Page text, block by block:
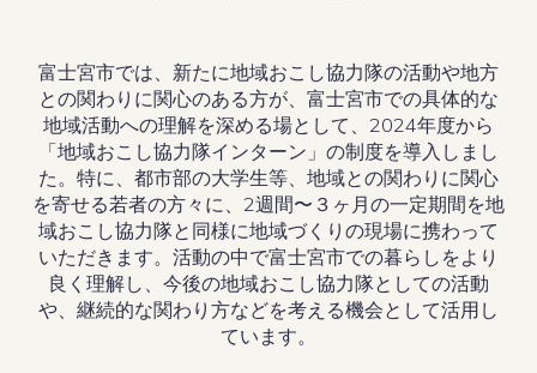
富士宮市では、新たに地域おこし協力隊の活動や地方
との関わりに関心のある方が、富士宮市での具体的な
地域活動への理解を深める場として、2024年度から
「地域おこし協力隊インターン」の制度を導入しまし
た。特に、都市部の大学生等、地域との関わりに関心
を寄せる若者の方々に、2週間〜３ヶ月の一定期間を地
域おこし協力隊と同様に地域づくりの現場に携わって
いただきます。活動の中で富士宮市での暮らしをより
良く理解し、今後の地域おこし協力隊としての活動
や、継続的な関わり方などを考える機会として活用し
ています。